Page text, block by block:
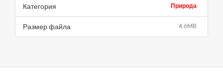
Природа
Категория
4.6MB
Размер файла